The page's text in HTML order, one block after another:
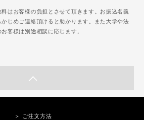
はお客様の負担とさせて頂きます。お振込名義
じめご連絡頂けると助かります。また大学や法
客様は別途相談に応じます。
＞ ご注文方法